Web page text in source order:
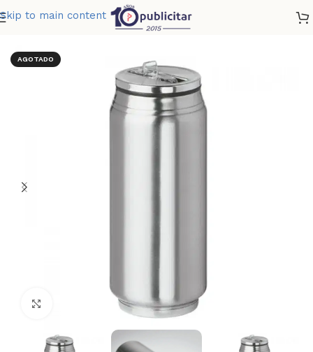
Skip to main content
MUG COLA 500 ML
AGOTADO
Clic para ampliar